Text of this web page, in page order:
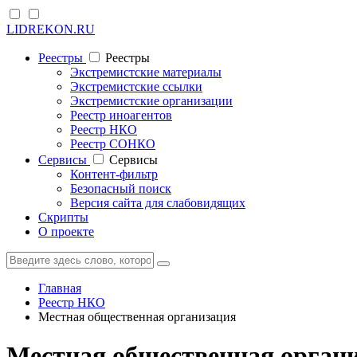
LIDREKON.RU
Реестры
Реестры
Экстремистские материалы
Экстремистские ссылки
Экстремистские организации
Реестр иноагентов
Реестр НКО
Реестр СОНКО
Cервисы
Cервисы
Контент-фильтр
Безопасный поиск
Версия сайта для слабовидящих
Скрипты
О проекте
Главная
Реестр НКО
Местная общественная организация